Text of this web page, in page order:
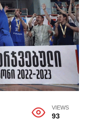
VIEWS
93